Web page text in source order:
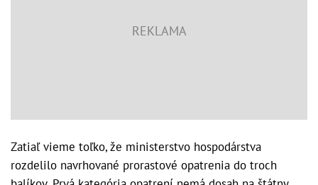
Zatiaľ vieme toľko, že ministerstvo hospodárstva
rozdelilo navrhované prorastové opatrenia do troch